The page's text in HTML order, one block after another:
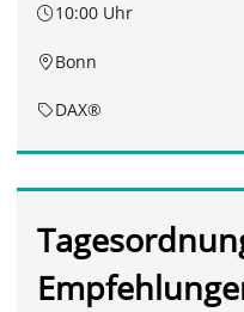
10:00 Uhr
Bonn
DAX®